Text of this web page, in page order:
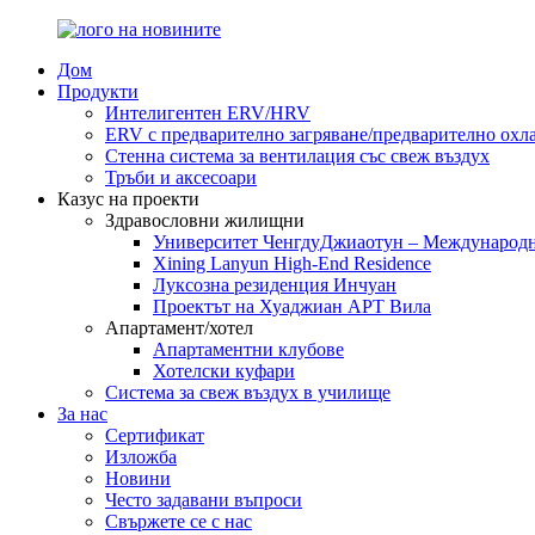
Дом
Продукти
Интелигентен ERV/HRV
ERV с предварително загряване/предварително
Стенна система за вентилация със свеж въздух
Тръби и аксесоари
Казус на проекти
Здравословни жилищни
Университет ЧенгдуДжиаотун –
Xining Lanyun High-End Residence
Луксозна резиденция Инчуан
Проектът на Хуаджиан АРТ Вила
Апартамент/хотел
Апартаментни клубове
Хотелски куфари
Система за свеж въздух в училище
За нас
Сертификат
Изложба
Новини
Често задавани въпроси
Свържете се с нас